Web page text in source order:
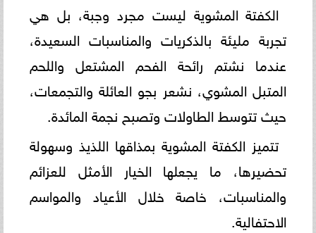
الكفتة المشوية ليست مجرد وجبة، بل هي
تجربة مليئة بالذكريات والمناسبات السعيدة،
عندما نشتم رائحة الفحم المشتعل واللحم
المتبل المشوي، نشعر بجو العائلة والتجمعات،
حيث تتوسط الطاولات وتصبح نجمة المائدة.
تتميز الكفتة المشوية بمذاقها اللذيذ وسهولة
تحضيرها، ما يجعلها الخيار الأمثل للعزائم
والمناسبات، خاصة خلال الأعياد والمواسم
الاحتفالية.